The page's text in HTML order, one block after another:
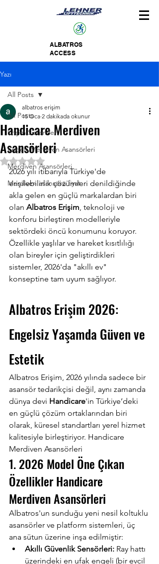
ALBATROS
ACCESS
Yazı
All Posts
Erişim Sistemleri
Engelli Merdiven Asansörleri
Merdiven Asansörleri
Merdiven asansörü fiyat
All Posts
Handicare Merdiven
Asansörleri
albatros erişim
15 Oca 2 dakikada okunur
5 üzerinden NaN yıldız
2026 yılı itibarıyla Türkiye'de
erişilebilirlik çözümleri denildiğinde
akla gelen en güçlü markalardan biri
olan Albatros Erişim, teknoloji ve
konforu birleştiren modelleriyle
sektördeki öncü konumunu koruyor.
Özellikle yaşlılar ve hareket kısıtlılığı
olan bireyler için geliştirdikleri
sistemler, 2026'da "akıllı ev"
konseptine tam uyum sağlıyor.
Albatros Erişim 2026:
Engelsiz Yaşamda Güven ve
Estetik
Albatros Erişim, 2026 yılında sadece bir
asansör tedarikçisi değil, aynı zamanda
dünya devi Handicare'in Türkiye’deki
en güçlü çözüm ortaklarından biri
olarak, küresel standartları yerel hizmet
kalitesiyle birleştiriyor. Handicare
Merdiven Asansörleri
1. 2026 Model Öne Çıkan
Özellikler Handicare
Merdiven Asansörleri
Albatros'un sunduğu yeni nesil koltuklu
asansörler ve platform sistemleri, üç
ana sütun üzerine inşa edilmiştir:
Akıllı Güvenlik Sensörleri: Ray hattı
üzerindeki en ufak engeli (bir evcil